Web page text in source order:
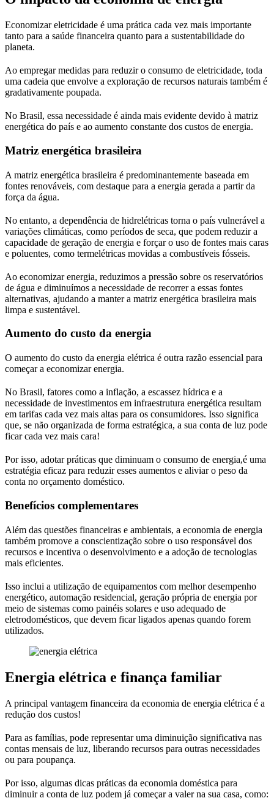
Economizar eletricidade é uma prática cada vez mais importante
tanto para a saúde financeira quanto para a sustentabilidade do
planeta.
Ao empregar medidas para reduzir o consumo de eletricidade, toda
uma cadeia que envolve a exploração de recursos naturais também é
gradativamente poupada.
No Brasil, essa necessidade é ainda mais evidente devido à matriz
energética do país e ao aumento constante dos custos de energia.
Matriz energética brasileira
A matriz energética brasileira é predominantemente baseada em
fontes renováveis, com destaque para a energia gerada a partir da
força da água.
No entanto, a dependência de hidrelétricas torna o país vulnerável a
variações climáticas, como períodos de seca, que podem reduzir a
capacidade de geração de energia e forçar o uso de fontes mais caras
e poluentes, como termelétricas movidas a combustíveis fósseis.
Ao economizar energia, reduzimos a pressão sobre os reservatórios
de água e diminuímos a necessidade de recorrer a essas fontes
alternativas, ajudando a manter a matriz energética brasileira mais
limpa e sustentável.
Aumento do custo da energia
O aumento do custo da energia elétrica é outra razão essencial para
começar a economizar energia.
No Brasil, fatores como a inflação, a escassez hídrica e a
necessidade de investimentos em infraestrutura energética resultam
em tarifas cada vez mais altas para os consumidores. Isso significa
que, se não organizada de forma estratégica, a sua conta de luz pode
ficar cada vez mais cara!
Por isso, adotar práticas que diminuam o consumo de energia,é uma
estratégia eficaz para reduzir esses aumentos e aliviar o peso da
conta no orçamento doméstico.
Benefícios complementares
Além das questões financeiras e ambientais, a economia de energia
também promove a conscientização sobre o uso responsável dos
recursos e incentiva o desenvolvimento e a adoção de tecnologias
mais eficientes.
Isso inclui a utilização de equipamentos com melhor desempenho
energético, automação residencial, geração própria de energia por
meio de sistemas como painéis solares e uso adequado de
eletrodomésticos, que devem ficar ligados apenas quando forem
utilizados.
Energia elétrica e finança familiar
A principal vantagem financeira da economia de energia elétrica é a
redução dos custos!
Para as famílias, pode representar uma diminuição significativa nas
contas mensais de luz, liberando recursos para outras necessidades
ou para poupança.
Por isso, algumas dicas práticas da economia doméstica para
diminuir a conta de luz podem já começar a valer na sua casa, como: